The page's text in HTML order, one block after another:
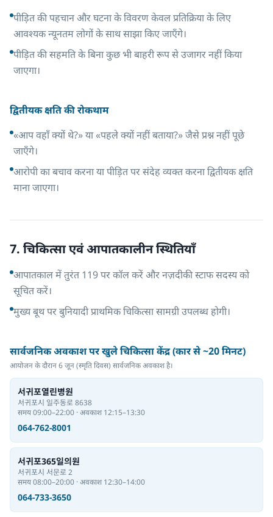
पीड़ित की पहचान और घटना के विवरण केवल प्रतिक्रिया के लिए
आवश्यक न्यूनतम लोगों के साथ साझा किए जाएँगे।
पीड़ित की सहमति के बिना कुछ भी बाहरी रूप से उजागर नहीं किया
जाएगा।
द्वितीयक क्षति की रोकथाम
«आप वहाँ क्यों थे?» या «पहले क्यों नहीं बताया?» जैसे प्रश्न नहीं पूछे
जाएँगे।
आरोपी का बचाव करना या पीड़ित पर संदेह व्यक्त करना द्वितीयक क्षति
माना जाएगा।
7. चिकित्सा एवं आपातकालीन स्थितियाँ
आपातकाल में तुरंत 119 पर कॉल करें और नज़दीकी स्टाफ सदस्य को
सूचित करें।
मुख्य बूथ पर बुनियादी प्राथमिक चिकित्सा सामग्री उपलब्ध होगी।
सार्वजनिक अवकाश पर खुले चिकित्सा केंद्र (कार से ~20 मिनट)
आयोजन के दौरान 6 जून (स्मृति दिवस) सार्वजनिक अवकाश है।
서귀포열린병원
서귀포시 일주동로 8638
समय 09:00–22:00 · अवकाश 12:15–13:30
064-762-8001
서귀포365일의원
서귀포시 서문로 2
समय 08:00–20:00 · अवकाश 12:30–14:00
064-733-3650